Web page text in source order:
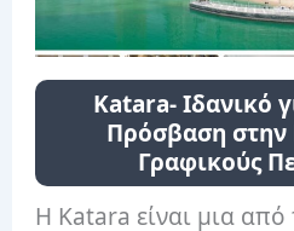
Katara- Ιδανικό
Πρόσβαση στην
Γραφικούς
Η Katara είναι μια από